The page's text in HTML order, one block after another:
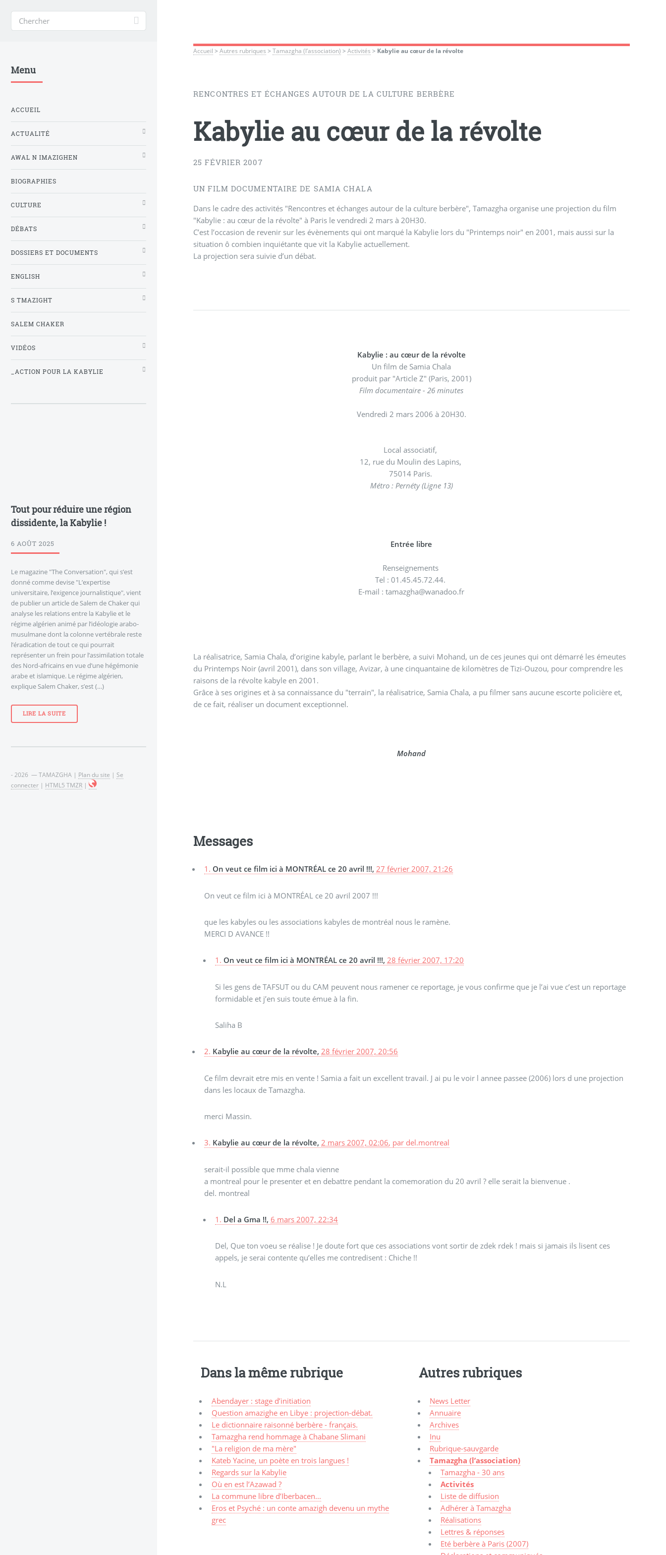
Accueil >Autres rubriques >Tamazgha (l’association) >Activités > Kabylie au cœur de la révolte
RENCONTRES ET ÉCHANGES AUTOUR DE LA CULTURE BERBÈRE
Kabylie au cœur de la révolte
25 FÉVRIER 2007
UN FILM DOCUMENTAIRE DE SAMIA CHALA
Dans le cadre des activités "Rencontres et échanges autour de la culture berbère", Tamazgha organise une projection du film
"Kabylie : au cœur de la révolte" à Paris le vendredi 2 mars à 20H30.
C’est l’occasion de revenir sur les évènements qui ont marqué la Kabylie lors du "Printemps noir" en 2001, mais aussi sur la
situation ô combien inquiétante que vit la Kabylie actuellement.
La projection sera suivie d’un débat.
Kabylie : au cœur de la révolte
Un film de Samia Chala
produit par "Article Z" (Paris, 2001)
Film documentaire - 26 minutes
Vendredi 2 mars 2006 à 20H30.
Local associatif,
12, rue du Moulin des Lapins,
75014 Paris.
Métro : Pernéty (Ligne 13)
Entrée libre
Renseignements
Tel : 01.45.45.72.44.
E-mail : tamazgha@wanadoo.fr
La réalisatrice, Samia Chala, d’origine kabyle, parlant le berbère, a suivi Mohand, un de ces jeunes qui ont démarré les émeutes
du Printemps Noir (avril 2001), dans son village, Avizar, à une cinquantaine de kilomètres de Tizi-Ouzou, pour comprendre les
raisons de la révolte kabyle en 2001.
Grâce à ses origines et à sa connaissance du "terrain", la réalisatrice, Samia Chala, a pu filmer sans aucune escorte policière et,
de ce fait, réaliser un document exceptionnel.
Mohand
Messages
1. On veut ce film ici à MONTRÉAL ce 20 avril !!!,27 février 2007, 21:26
On veut ce film ici à MONTRÉAL ce 20 avril 2007 !!!
que les kabyles ou les associations kabyles de montréal nous le ramène.
MERCI D AVANCE !!
1. On veut ce film ici à MONTRÉAL ce 20 avril !!!,28 février 2007, 17:20
Si les gens de TAFSUT ou du CAM peuvent nous ramener ce reportage, je vous confirme que je l’ai vue c’est un reportage
formidable et j’en suis toute émue à la fin.
Saliha B
2. Kabylie au cœur de la révolte,28 février 2007, 20:56
Ce film devrait etre mis en vente ! Samia a fait un excellent travail. J ai pu le voir l annee passee (2006) lors d une projection
dans les locaux de Tamazgha.
merci Massin.
3. Kabylie au cœur de la révolte,2 mars 2007, 02:06, par del.montreal
serait-il possible que mme chala vienne
a montreal pour le presenter et en debattre pendant la comemoration du 20 avril ? elle serait la bienvenue .
del. montreal
1. Del a Gma !!, 6 mars 2007, 22:34
Del, Que ton voeu se réalise ! Je doute fort que ces associations vont sortir de zdek rdek ! mais si jamais ils lisent ces
appels, je serai contente qu’elles me contredisent : Chiche !!
N.L
Dans la même rubrique
Abendayer : stage d’initiation
Question amazighe en Libye : projection-débat.
Le dictionnaire raisonné berbère - français.
Tamazgha rend hommage à Chabane Slimani
"La religion de ma mère"
Kateb Yacine, un poète en trois langues !
Regards sur la Kabylie
Où en est l’Azawad ?
La commune libre d’Iberbacen...
Eros et Psyché : un conte amazigh devenu un mythe
grec
Autres rubriques
News Letter
Annuaire
Archives
Inu
Rubrique-sauvgarde
Tamazgha (l’association)
Tamazgha - 30 ans
Activités
Liste de diffusion
Adhérer à Tamazgha
Réalisations
Lettres & réponses
Eté berbère à Paris (2007)
Menu
ACCUEIL
ACTUALITÉ
AWAL N IMAZIGHEN
BIOGRAPHIES
CULTURE
DÉBATS
DOSSIERS ET DOCUMENTS
ENGLISH
S TMAZIGHT
SALEM CHAKER
VIDÉOS
_ACTION POUR LA KABYLIE
Tout pour réduire une région
dissidente, la Kabylie !
6 AOÛT 2025
Le magazine "The Conversation", qui s’est
donné comme devise "L’expertise
universitaire, l’exigence journalistique", vient
de publier un article de Salem de Chaker qui
analyse les relations entre la Kabylie et le
régime algérien animé par l’idéologie arabo-
musulmane dont la colonne vertébrale reste
l’éradication de tout ce qui pourrait
représenter un frein pour l’assimilation totale
des Nord-africains en vue d’une hégémonie
arabe et islamique. Le régime algérien,
explique Salem Chaker, s’est (…)
LIRE LA SUITE
- 2026 — TAMAZGHA | Plan du site | Se
connecter | HTML5 TMZR |